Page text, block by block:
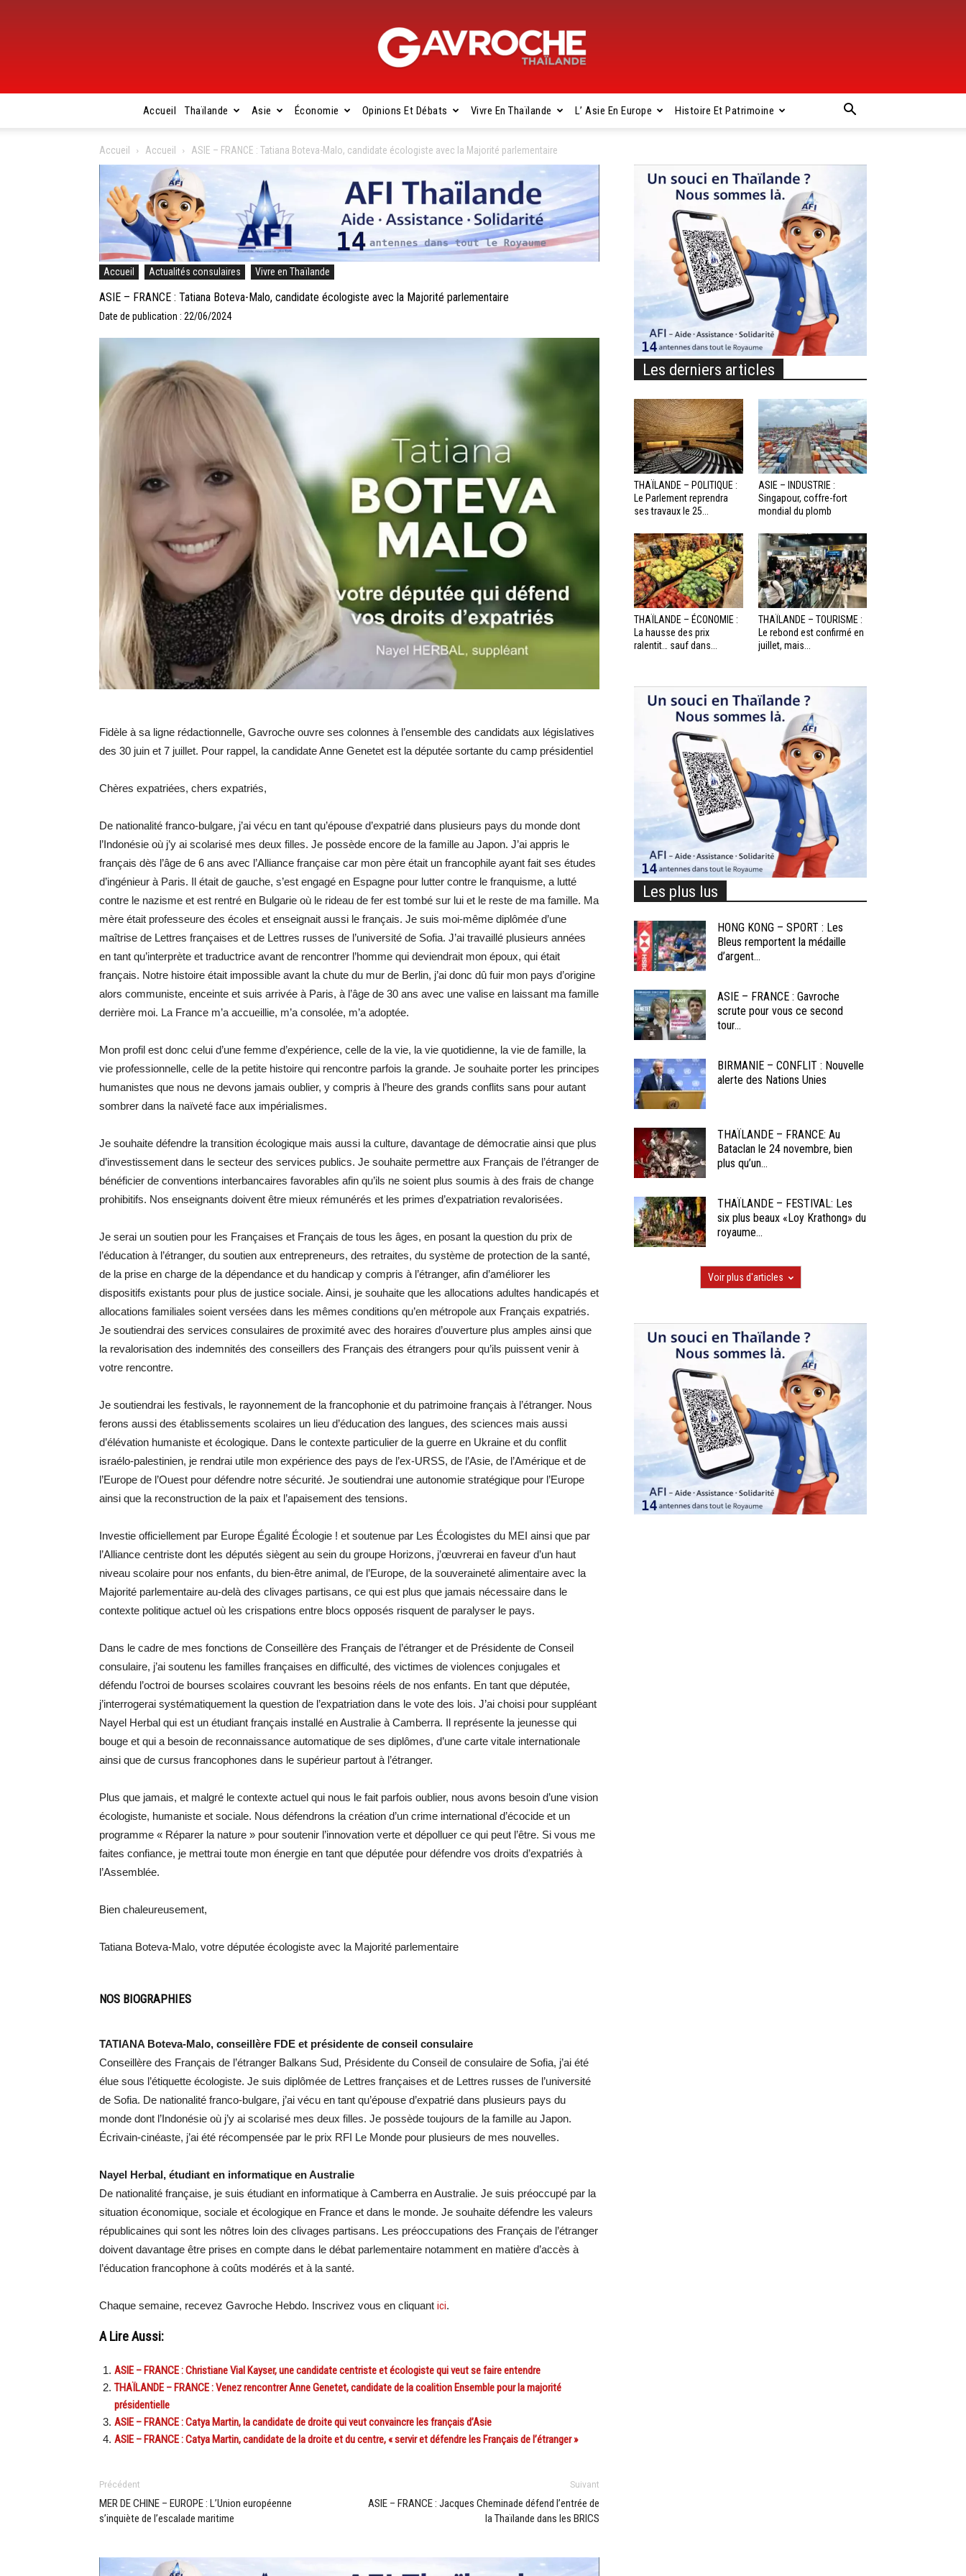
Gavroche
Thaïlande
Accueil Thaïlande Asie Économie Opinions Et Débats Vivre En Thaïlande L’ Asie En Europe Histoire Et Patrimoine
Accueil Accueil ASIE – FRANCE : Tatiana Boteva-Malo, candidate écologiste avec la Majorité parlementaire
Accueil Actualités consulaires Vivre en Thaïlande
ASIE – FRANCE : Tatiana Boteva-Malo, candidate écologiste avec la Majorité parlementaire
Date de publication : 22/06/2024
Fidèle à sa ligne rédactionnelle, Gavroche ouvre ses colonnes à l’ensemble des candidats aux législatives
des 30 juin et 7 juillet. Pour rappel, la candidate Anne Genetet est la députée sortante du camp présidentiel
Chères expatriées, chers expatriés,
De nationalité franco-bulgare, j’ai vécu en tant qu’épouse d’expatrié dans plusieurs pays du monde dont
l’Indonésie où j’y ai scolarisé mes deux filles. Je possède encore de la famille au Japon. J’ai appris le
français dès l’âge de 6 ans avec l’Alliance française car mon père était un francophile ayant fait ses études
d’ingénieur à Paris. Il était de gauche, s’est engagé en Espagne pour lutter contre le franquisme, a lutté
contre le nazisme et est rentré en Bulgarie où le rideau de fer est tombé sur lui et le reste de ma famille. Ma
mère était professeure des écoles et enseignait aussi le français. Je suis moi-même diplômée d’une
maîtrise de Lettres françaises et de Lettres russes de l’université de Sofia. J’ai travaillé plusieurs années
en tant qu’interprète et traductrice avant de rencontrer l’homme qui deviendrait mon époux, qui était
français. Notre histoire était impossible avant la chute du mur de Berlin, j’ai donc dû fuir mon pays d’origine
alors communiste, enceinte et suis arrivée à Paris, à l’âge de 30 ans avec une valise en laissant ma famille
derrière moi. La France m’a accueillie, m’a consolée, m’a adoptée.
Mon profil est donc celui d’une femme d’expérience, celle de la vie, la vie quotidienne, la vie de famille, la
vie professionnelle, celle de la petite histoire qui rencontre parfois la grande. Je souhaite porter les principes
humanistes que nous ne devons jamais oublier, y compris à l’heure des grands conflits sans pour autant
sombrer dans la naïveté face aux impérialismes.
Je souhaite défendre la transition écologique mais aussi la culture, davantage de démocratie ainsi que plus
d’investissement dans le secteur des services publics. Je souhaite permettre aux Français de l’étranger de
bénéficier de conventions interbancaires favorables afin qu’ils ne soient plus soumis à des frais de change
prohibitifs. Nos enseignants doivent être mieux rémunérés et les primes d’expatriation revalorisées.
Je serai un soutien pour les Françaises et Français de tous les âges, en posant la question du prix de
l’éducation à l’étranger, du soutien aux entrepreneurs, des retraites, du système de protection de la santé,
de la prise en charge de la dépendance et du handicap y compris à l’étranger, afin d’améliorer les
dispositifs existants pour plus de justice sociale. Ainsi, je souhaite que les allocations adultes handicapés et
allocations familiales soient versées dans les mêmes conditions qu’en métropole aux Français expatriés.
Je soutiendrai des services consulaires de proximité avec des horaires d’ouverture plus amples ainsi que
la revalorisation des indemnités des conseillers des Français des étrangers pour qu’ils puissent venir à
votre rencontre.
Je soutiendrai les festivals, le rayonnement de la francophonie et du patrimoine français à l’étranger. Nous
ferons aussi des établissements scolaires un lieu d’éducation des langues, des sciences mais aussi
d’élévation humaniste et écologique. Dans le contexte particulier de la guerre en Ukraine et du conflit
israélo-palestinien, je rendrai utile mon expérience des pays de l’ex-URSS, de l’Asie, de l’Amérique et de
l’Europe de l’Ouest pour défendre notre sécurité. Je soutiendrai une autonomie stratégique pour l’Europe
ainsi que la reconstruction de la paix et l’apaisement des tensions.
Investie officiellement par Europe Égalité Écologie ! et soutenue par Les Écologistes du MEI ainsi que par
l’Alliance centriste dont les députés siègent au sein du groupe Horizons, j’œuvrerai en faveur d’un haut
niveau scolaire pour nos enfants, du bien-être animal, de l’Europe, de la souveraineté alimentaire avec la
Majorité parlementaire au-delà des clivages partisans, ce qui est plus que jamais nécessaire dans le
contexte politique actuel où les crispations entre blocs opposés risquent de paralyser le pays.
Dans le cadre de mes fonctions de Conseillère des Français de l’étranger et de Présidente de Conseil
consulaire, j’ai soutenu les familles françaises en difficulté, des victimes de violences conjugales et
défendu l’octroi de bourses scolaires couvrant les besoins réels de nos enfants. En tant que députée,
j’interrogerai systématiquement la question de l’expatriation dans le vote des lois. J’ai choisi pour suppléant
Nayel Herbal qui est un étudiant français installé en Australie à Camberra. Il représente la jeunesse qui
bouge et qui a besoin de reconnaissance automatique de ses diplômes, d’une carte vitale internationale
ainsi que de cursus francophones dans le supérieur partout à l’étranger.
Plus que jamais, et malgré le contexte actuel qui nous le fait parfois oublier, nous avons besoin d’une vision
écologiste, humaniste et sociale. Nous défendrons la création d’un crime international d’écocide et un
programme « Réparer la nature » pour soutenir l’innovation verte et dépolluer ce qui peut l’être. Si vous me
faites confiance, je mettrai toute mon énergie en tant que députée pour défendre vos droits d’expatriés à
l’Assemblée.
Bien chaleureusement,
Tatiana Boteva-Malo, votre députée écologiste avec la Majorité parlementaire
NOS BIOGRAPHIES
TATIANA Boteva-Malo, conseillère FDE et présidente de conseil consulaire
Conseillère des Français de l’étranger Balkans Sud, Présidente du Conseil de consulaire de Sofia, j’ai été
élue sous l’étiquette écologiste. Je suis diplômée de Lettres françaises et de Lettres russes de l’université
de Sofia. De nationalité franco-bulgare, j’ai vécu en tant qu’épouse d’expatrié dans plusieurs pays du
monde dont l’Indonésie où j’y ai scolarisé mes deux filles. Je possède toujours de la famille au Japon.
Écrivain-cinéaste, j’ai été récompensée par le prix RFI Le Monde pour plusieurs de mes nouvelles.
Nayel Herbal, étudiant en informatique en Australie
De nationalité française, je suis étudiant en informatique à Camberra en Australie. Je suis préoccupé par la
situation économique, sociale et écologique en France et dans le monde. Je souhaite défendre les valeurs
républicaines qui sont les nôtres loin des clivages partisans. Les préoccupations des Français de l’étranger
doivent davantage être prises en compte dans le débat parlementaire notamment en matière d’accès à
l’éducation francophone à coûts modérés et à la santé.
Chaque semaine, recevez Gavroche Hebdo. Inscrivez vous en cliquant ici.
A Lire Aussi:
ASIE – FRANCE : Christiane Vial Kayser, une candidate centriste et écologiste qui veut se faire entendre
THAÏLANDE – FRANCE : Venez rencontrer Anne Genetet, candidate de la coalition Ensemble pour la majorité
présidentielle
ASIE – FRANCE : Catya Martin, la candidate de droite qui veut convaincre les français d’Asie
ASIE – FRANCE : Catya Martin, candidate de la droite et du centre, « servir et défendre les Français de l’étranger »
Précédent
MER DE CHINE – EUROPE : L’Union européenne
s’inquiète de l’escalade maritime
Suivant
ASIE – FRANCE : Jacques Cheminade défend l’entrée de
la Thaïlande dans les BRICS
Les derniers articles
THAÏLANDE – POLITIQUE :
Le Parlement reprendra
ses travaux le 25...
ASIE – INDUSTRIE :
Singapour, coffre-fort
mondial du plomb
THAÏLANDE – ÉCONOMIE :
La hausse des prix
ralentit… sauf dans...
THAÏLANDE – TOURISME :
Le rebond est confirmé en
juillet, mais...
Les plus lus
HONG KONG – SPORT : Les
Bleus remportent la médaille
d’argent...
ASIE – FRANCE : Gavroche
scrute pour vous ce second
tour...
BIRMANIE – CONFLIT : Nouvelle
alerte des Nations Unies
THAÏLANDE – FRANCE: Au
Bataclan le 24 novembre, bien
plus qu’un...
THAÏLANDE – FESTIVAL: Les
six plus beaux «Loy Krathong» du
royaume...
Voir plus d'articles